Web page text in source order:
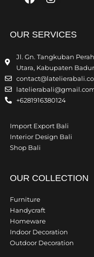
OUR SERVICES
Jl. Gn. Tangkuban
Utara, Kabupaten
+6281916380124
Import Export Bali
Interior Design Bali
Shop Bali
OUR COLLECTION
Furniture
Handycraft
Homeware
Indoor Decoration
Outdoor Decoration